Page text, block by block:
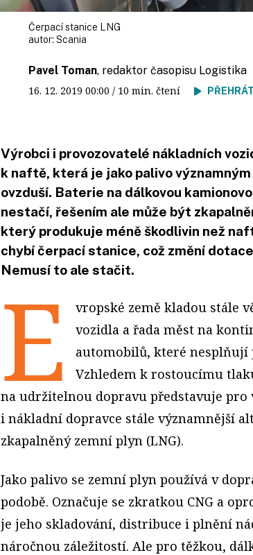
Čerpací stanice LNG
autor: Scania
Pavel Toman, redaktor časopisu Logistika
16. 12. 2019 00:00 / 10 min. čtení
Výrobci i provozovatelé nákladních
k naftě, která je jako palivo
ovzduší. Baterie na dálkovou
nestačí, řešením ale může být
který produkuje méně škodlivin než
chybí čerpací stanice, což změní
Nemusí to ale stačit.
E
vropské země kladou stále
vozidla a řada měst na
automobilů, které nesplňují
Vzhledem k rostoucímu
na udržitelnou dopravu představuje pro
i nákladní dopravce stále významnější
zkapalněný zemní plyn (LNG).
Jako palivo se zemní plyn používá v
podobě. Označuje se zkratkou CNG a
je jeho skladování, distribuce i plnění
náročnou záležitostí. Ale pro těžkou,